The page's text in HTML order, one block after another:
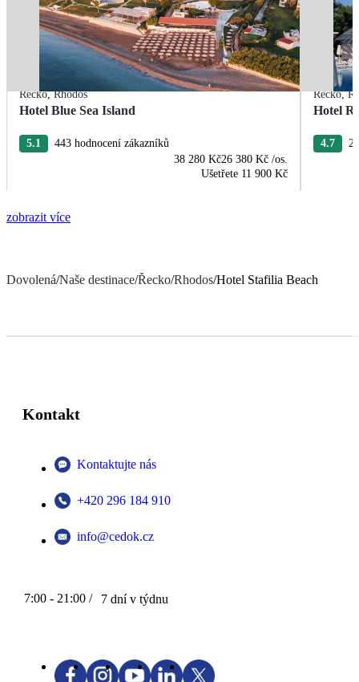
Řecko,Rhodos
Hotel Blue Sea Island
5.1
443 hodnocení zákazníků
38 280 Kč26 380 Kč /os.
Ušetřete 11 900 Kč
Řecko,
Hotel
4.7
zobrazit více
Dovolená/Naše destinace/Řecko/Rhodos/Hotel Stafilia Beach
Kontakt
Kontaktujte nás
+420 296 184 910
info@cedok.cz
7:00 - 21:00 / 7 dní v týdnu